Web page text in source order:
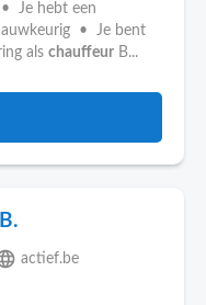
Je hebt een
• Je bent
als chauffeur B...
actief.be